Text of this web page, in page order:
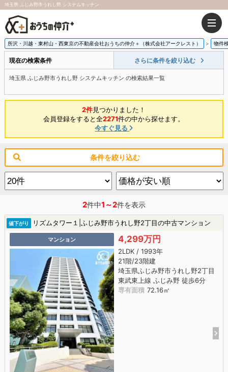
埼玉県 ふじみ野市うれし野 システムキッチン
所沢・川越・東村山・西東京の不動産会社おうちの仲介＋（株式会社アークレスト） 物件
現在の検索条件 さらに条件を絞り込む
埼玉県 ふじみ野市うれし野 システムキッチン の検索結果一覧
2件見つかりました！
会員登録をすると全2271件の中から探せます。
今すぐ見る
条件を絞り込む
2件中1～2件を表示
値下がり リズムタワー１|ふじみ野市うれし野2丁目の中古マンション
マンション 4,299万円
2LDK / 1993年
21階/23階建
埼玉県ふじみ野市うれし野2丁目
東武東上線 ふじみ野 徒歩6分
専有面積 72.16㎡